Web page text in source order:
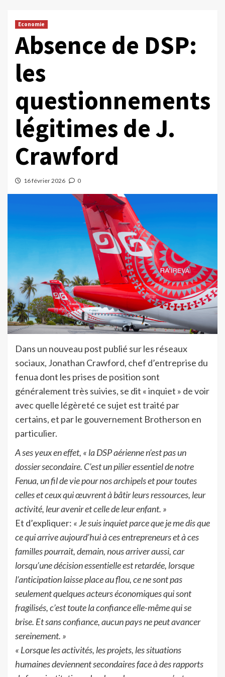
Economie
Absence de DSP:
les
questionnements
légitimes de J.
Crawford
16 février 2026 0
Dans un nouveau post publié sur les réseaux
sociaux, Jonathan Crawford, chef d’entreprise du
fenua dont les prises de position sont
généralement très suivies, se dit « inquiet » de voir
avec quelle légèreté ce sujet est traité par
certains, et par le gouvernement Brotherson en
particulier.
A ses yeux en effet, « la DSP aérienne n’est pas un
dossier secondaire. C’est un pilier essentiel de notre
Fenua, un fil de vie pour nos archipels et pour toutes
celles et ceux qui œuvrent à bâtir leurs ressources, leur
activité, leur avenir et celle de leur enfant. »
Et d’expliquer: « Je suis inquiet parce que je me dis que
ce qui arrive aujourd’hui à ces entrepreneurs et à ces
familles pourrait, demain, nous arriver aussi, car
lorsqu’une décision essentielle est retardée, lorsque
l’anticipation laisse place au flou, ce ne sont pas
seulement quelques acteurs économiques qui sont
fragilisés, c’est toute la confiance elle-même qui se
brise. Et sans confiance, aucun pays ne peut avancer
sereinement. »
« Lorsque les activités, les projets, les situations
humaines deviennent secondaires face à des rapports